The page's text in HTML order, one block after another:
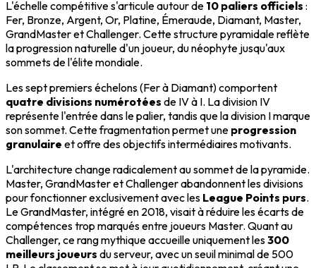
L'échelle compétitive s'articule autour de 10 paliers officiels :
Fer, Bronze, Argent, Or, Platine, Émeraude, Diamant, Master,
GrandMaster et Challenger. Cette structure pyramidale reflète
la progression naturelle d'un joueur, du néophyte jusqu'aux
sommets de l'élite mondiale.
Les sept premiers échelons (Fer à Diamant) comportent
quatre divisions numérotées de IV à I. La division IV
représente l'entrée dans le palier, tandis que la division I marque
son sommet. Cette fragmentation permet une progression
granulaire et offre des objectifs intermédiaires motivants.
L'architecture change radicalement au sommet de la pyramide.
Master, GrandMaster et Challenger abandonnent les divisions
pour fonctionner exclusivement avec les League Points purs.
Le GrandMaster, intégré en 2018, visait à réduire les écarts de
compétences trop marqués entre joueurs Master. Quant au
Challenger, ce rang mythique accueille uniquement les300
meilleurs joueurs du serveur, avec un seuil minimal de 500